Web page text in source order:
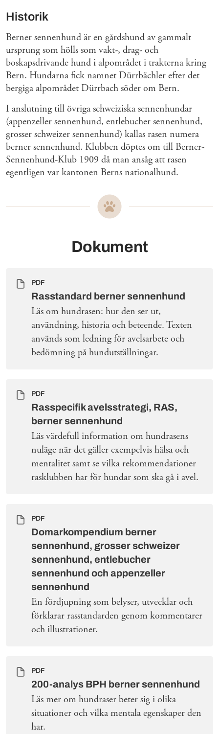
Historik
Berner sennenhund är en gårdshund av gammalt
ursprung som hölls som vakt-, drag- och
boskapsdrivande hund i alpområdet i trakterna kring
Bern. Hundarna fick namnet Dürrbächler efter det
bergiga alpområdet Dürrbach söder om Bern.
I anslutning till övriga schweiziska sennenhundar
(appenzeller sennenhund, entlebucher sennenhund,
grosser schweizer sennenhund) kallas rasen numera
berner sennenhund. Klubben döptes om till Berner-
Sennenhund-Klub 1909 då man ansåg att rasen
egentligen var kantonen Berns nationalhund.
Dokument
PDF
Rasstandard berner sennenhund
Läs om hundrasen: hur den ser ut,
användning, historia och beteende. Texten
används som ledning för avelsarbete och
bedömning på hundutställningar.
PDF
Rasspecifik avelsstrategi, RAS,
berner sennenhund
Läs värdefull information om hundrasens
nuläge när det gäller exempelvis hälsa och
mentalitet samt se vilka rekommendationer
rasklubben har för hundar som ska gå i avel.
PDF
Domarkompendium berner
sennenhund, grosser schweizer
sennenhund, entlebucher
sennenhund och appenzeller
sennenhund
En fördjupning som belyser, utvecklar och
förklarar rasstandarden genom kommentarer
och illustrationer.
PDF
200-analys BPH berner sennenhund
Läs mer om hundraser beter sig i olika
situationer och vilka mentala egenskaper den
har.